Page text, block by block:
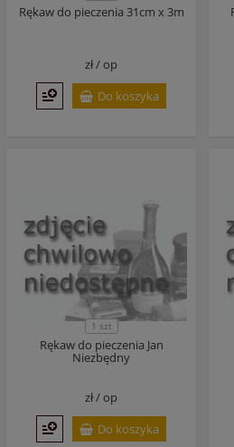
Rękaw do pieczenia 31cm x 3m
zł /op
Do koszyka
1 szt
Rękaw do pieczenia Jan
Niezbędny
zł /op
Do koszyka